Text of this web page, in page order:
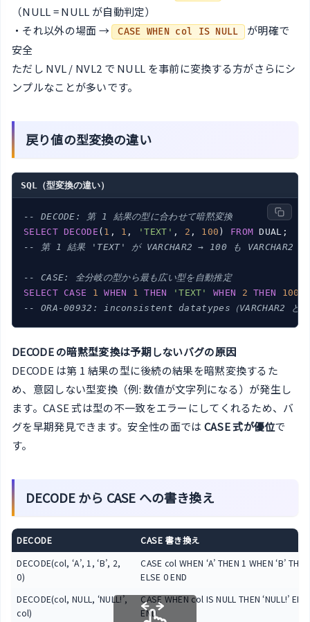
（NULL = NULL が自動判定）
・それ以外の場面 → CASE WHEN col IS NULL
が明確で
安全
ただし NVL / NVL2 で NULL を事前に変換する方がさらにシ
ンプルなことが多いです。
戻り値の型変換の違い
SQL（型変換の違い）
-- DECODE: 第 1 結果の型に合わせて暗黙変換
SELECT
DECODE ( 1 , 1 , 'TEXT' , 2 , 100 ) FROM
-- 第 1 結果 'TEXT' が VARCHAR2 → 100 も VARCHAR2
-- CASE: 全分岐の型から最も広い型を自動推定
SELECT
CASE 1 WHEN 1 THEN 'TEXT' WHEN 2 THEN 100
-- ORA-00932: inconsistent datatypes（VARCHAR2 と
DECODE の暗黙型変換は予期しないバグの原因
DECODE は第 1 結果の型に後続の結果を暗黙変換するた
め、意図しない型変換（例: 数値が文字列になる）が発生し
ます。CASE 式は型の不一致をエラーにしてくれるため、バ
グを早期発見できます。安全性の面では CASE 式が優位で
す。
DECODE から CASE への書き換え
DECODE
CASE 書き換え
DECODE(col, ‘A’, 1, ‘B’, 2,
0)
CASE col WHEN ‘A’ THEN 1 WHEN ‘B’
ELSE 0 END
DECODE(col, NULL, ‘NULL!’,
col)
CASE WHEN col IS NULL THEN ‘NULL!’
END